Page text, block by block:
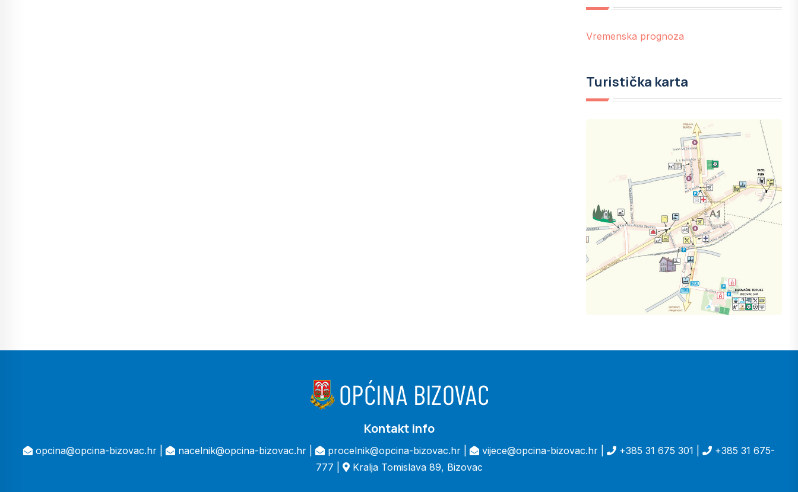
Vremenska prognoza
Turistička karta
Kontakt info
opcina@opcina-bizovac.hr | nacelnik@opcina-bizovac.hr | procelnik@opcina-bizovac.hr | vijece@opcina-bizovac.hr | +385 31 675 301 |
+385 31 675-
777 |
Kralja Tomislava 89, Bizovac